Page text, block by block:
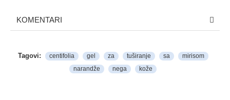
KOMENTARI
Tagovi: centifolia gel za tuširanje sa
mirisom
narandže
nega kože